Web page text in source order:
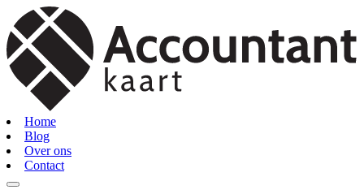
Home
Blog
Over ons
Contact